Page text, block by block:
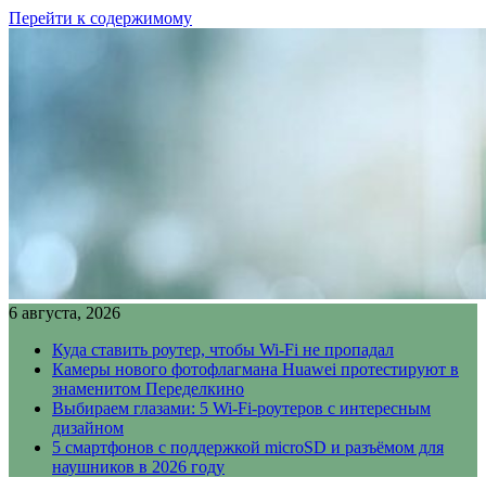
Перейти к содержимому
6 августа, 2026
Куда ставить роутер, чтобы Wi-Fi не пропадал
Камеры нового фотофлагмана Huawei протестируют в
знаменитом Переделкино
Выбираем глазами: 5 Wi-Fi-роутеров с интересным
дизайном
5 смартфонов с поддержкой microSD и разъёмом для
наушников в 2026 году